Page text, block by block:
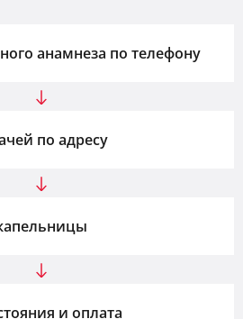
анамнеза по телефону
по адресу
и оплата